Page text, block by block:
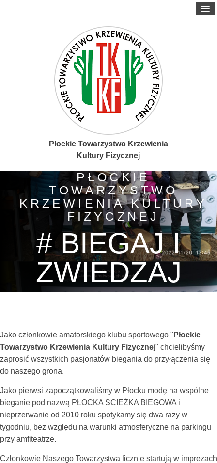
Płockie Towarzystwo Krzewienia
Kultury Fizycznej
PŁOCKIE
TOWARZYSTWO
KRZEWIENIA KULTURY
FIZYCZNEJ
# BIEGAJ I
ZWIEDZAJ
Jako członkowie amatorskiego klubu sportowego " Płockie
Towarzystwo Krzewienia Kultury Fizycznej" chcielibyśmy
zaprosić wszystkich pasjonatów biegania do przyłączenia się
do naszego grona.
Jako pierwsi zapoczątkowaliśmy w Płocku modę na wspólne
bieganie pod nazwą PŁOCKA ŚCIEŻKA BIEGOWA i
nieprzerwanie od 2010 roku spotykamy się dwa razy w
tygodniu, bez względu na warunki atmosferyczne na parkingu
przy amfiteatrze.
Członkowie Naszego Towarzystwa licznie startują w imprezach